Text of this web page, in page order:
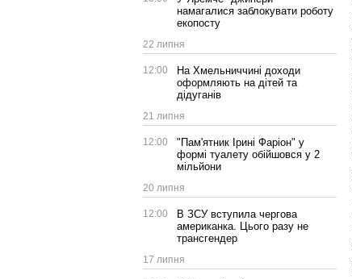
намагалися заблокувати роботу
екопосту
22 липня
12:00
На Хмельниччині доходи
оформляють на дітей та
дідуганів
21 липня
12:00
"Пам'ятник Ірині Фаріон" у
формі туалету обійшовся у 2
мільйони
20 липня
12:00
В ЗСУ вступила чергова
американка. Цього разу не
трансгендер
17 липня